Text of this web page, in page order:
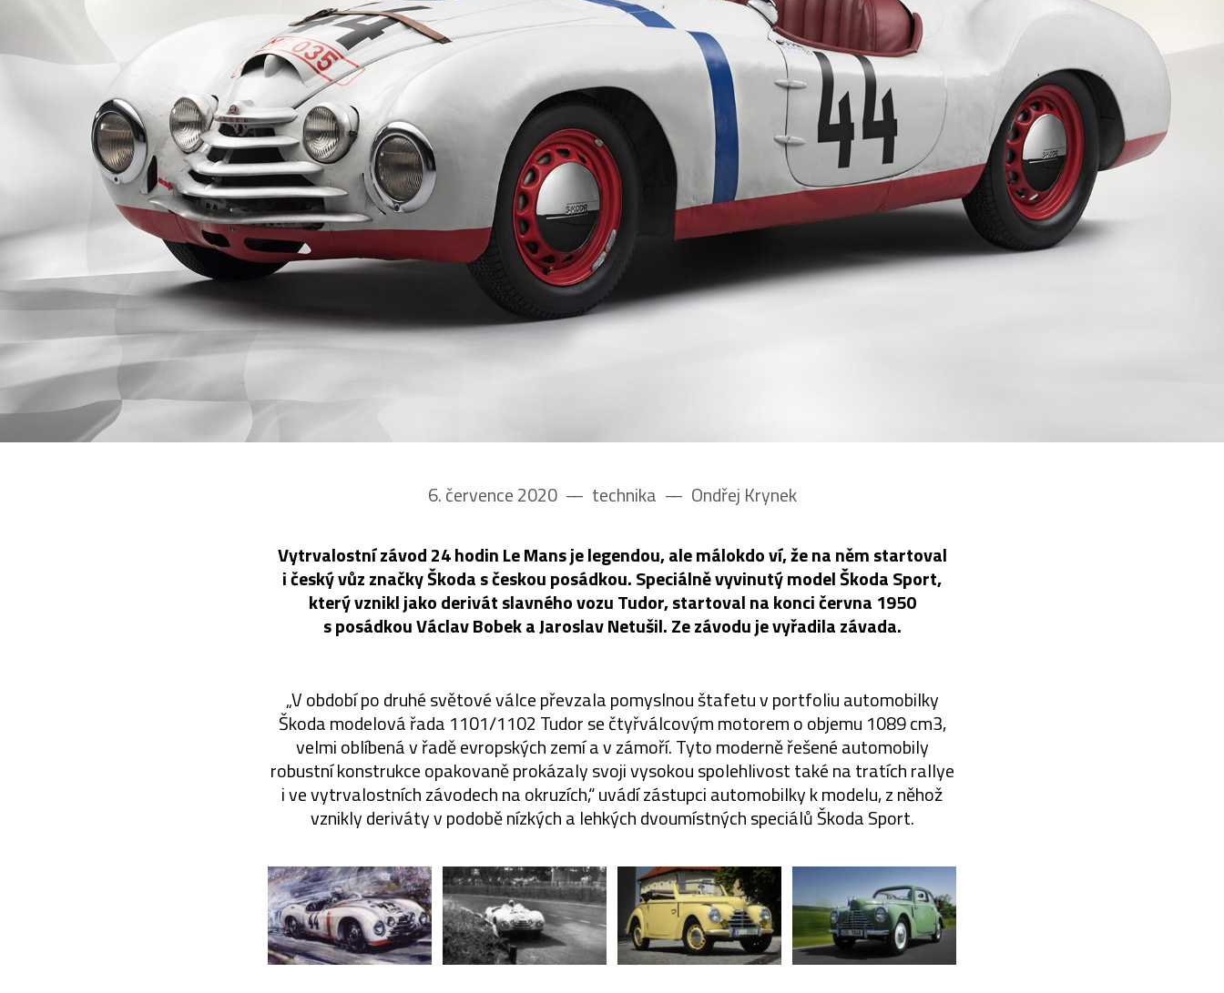
6. července 2020 –– technika –– Ondřej Krynek
Vytrvalostní závod 24 hodin Le Mans je legendou, ale málokdo ví, že na něm startoval
i český vůz značky Škoda s českou posádkou. Speciálně vyvinutý model Škoda Sport,
který vznikl jako derivát slavného vozu Tudor, startoval na konci června 1950
s posádkou Václav Bobek a Jaroslav Netušil. Ze závodu je vyřadila závada.
„V období po druhé světové válce převzala pomyslnou štafetu v portfoliu automobilky
Škoda modelová řada 1101/1102 Tudor se čtyřválcovým motorem o objemu 1089 cm3,
velmi oblíbená v řadě evropských zemí a v zámoří. Tyto moderně řešené automobily
robustní konstrukce opakovaně prokázaly svoji vysokou spolehlivost také na tratích rallye
i ve vytrvalostních závodech na okruzích,“ uvádí zástupci automobilky k modelu, z něhož
vznikly deriváty v podobě nízkých a lehkých dvoumístných speciálů Škoda Sport.